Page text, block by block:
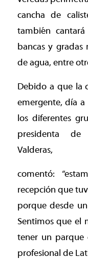
cancha de
también
bancas y gradas
de agua, entre
Debido a que la
emergente, día
los diferentes
presidenta de
Valderas,
comentó:
recepción que
porque desde
Sentimos que el
tener un parque
profesional de